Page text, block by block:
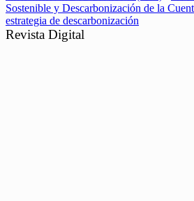
Sostenible y Descarbonización de la
estrategia de descarbonización
Revista Digital